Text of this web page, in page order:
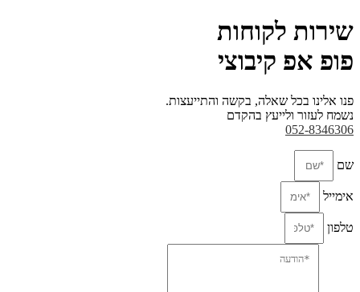
שירות לקוחות
פופ אפ קיבוצי
פנו אלינו בכל שאלה, בקשה והתייעצות.
נשמח לעזור ולייעץ בהקדם
052-8346306
שם
אימייל
טלפון